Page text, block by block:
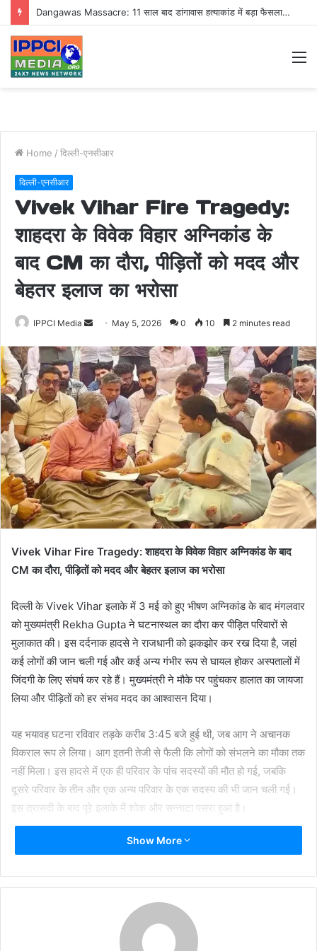
Dangawas Massacre: 11 साल बाद डांगावास हत्याकांड में बड़ा फैसला, एससी-एसटी कोर्ट ने सभी 40 आरोपियों को किया बाइज्जत बरी
Home / दिल्ली-एनसीआर
दिल्ली-एनसीआर
Vivek Vihar Fire Tragedy:
शाहदरा के विवेक विहार अग्निकांड के
बाद CM का दौरा, पीड़ितों को मदद और
बेहतर इलाज का भरोसा
IPPCI Media
Send
email
May 5, 2026 0 10 2 minutes read
Vivek Vihar Fire Tragedy: शाहदरा के विवेक विहार अग्निकांड के बाद
CM का दौरा, पीड़ितों को मदद और बेहतर इलाज का भरोसा
दिल्ली के Vivek Vihar इलाके में 3 मई को हुए भीषण अग्निकांड के बाद मंगलवार
को मुख्यमंत्री Rekha Gupta ने घटनास्थल का दौरा कर पीड़ित परिवारों से
मुलाकात की। इस दर्दनाक हादसे ने राजधानी को झकझोर कर रख दिया है, जहां
कई लोगों की जान चली गई और कई अन्य गंभीर रूप से घायल होकर अस्पतालों में
जिंदगी के लिए संघर्ष कर रहे हैं। मुख्यमंत्री ने मौके पर पहुंचकर हालात का जायजा
लिया और पीड़ितों को हर संभव मदद का आश्वासन दिया।
यह भयावह घटना रविवार तड़के करीब 3:45 बजे हुई थी, जब आग ने अचानक
विकराल रूप ले लिया। आग इतनी तेजी से फैली कि लोगों को संभलने का मौका तक
नहीं मिला। इस हादसे में एक ही परिवार के पांच सदस्यों की मौत हो गई, जबकि
दूसरे परिवार के तीन और एक अन्य परिवार के एक सदस्य की भी जान चली गई।
इस त्रासदी के बाद पूरे इलाके में शोक और सन्नाटा पसरा हुआ है।
मुख्यमंत्री के दौरे के दौरान स्थानीय विधायक Sanjay Goyal, पार्षद Pankaj
मुख्यमंत्री को राहत और बचाव कार्यों की जानकारी दी, जबकि पीड़ित परिवारों ने
अपने दुख और समस्याएं साझा कीं। इस दौरान माहौल बेहद भावुक रहा और हर
कोई इस दर्दनाक घटना से आहत नजर आया।
Show More